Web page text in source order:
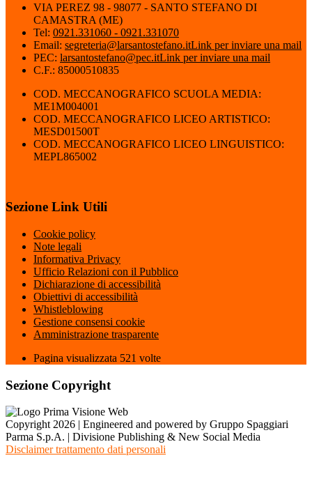
VIA PEREZ 98 - 98077 - SANTO STEFANO DI
CAMASTRA (ME)
Tel: 0921.331060 - 0921.331070
Email: segreteria@larsantostefano.itLink per inviare una mail
PEC: larsantostefano@pec.itLink per inviare una mail
C.F.: 85000510835
COD. MECCANOGRAFICO SCUOLA MEDIA:
ME1M004001
COD. MECCANOGRAFICO LICEO ARTISTICO:
MESD01500T
COD. MECCANOGRAFICO LICEO LINGUISTICO:
MEPL865002
Sezione Link Utili
Cookie policy
Note legali
Informativa Privacy
Ufficio Relazioni con il Pubblico
Dichiarazione di accessibilità
Obiettivi di accessibilità
Whistleblowing
Gestione consensi cookie
Amministrazione trasparente
Pagina visualizzata 521 volte
Sezione Copyright
Copyright 2026 | Engineered and powered by Gruppo Spaggiari
Parma S.p.A. | Divisione Publishing & New Social Media
Disclaimer trattamento dati personali